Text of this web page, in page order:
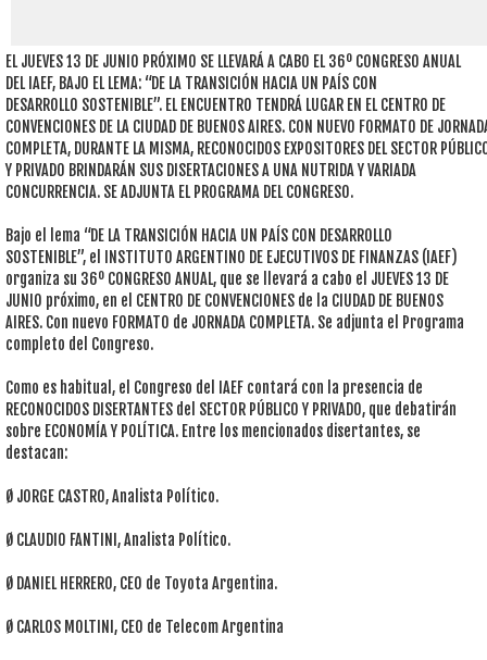
EL JUEVES 13 DE JUNIO PRÓXIMO SE LLEVARÁ A CABO EL 36º CONGRESO ANUAL
DEL IAEF, BAJO EL LEMA: “DE LA TRANSICIÓN HACIA UN PAÍS CON
DESARROLLO SOSTENIBLE”. EL ENCUENTRO TENDRÁ LUGAR EN EL CENTRO DE
CONVENCIONES DE LA CIUDAD DE BUENOS AIRES. CON NUEVO FORMATO DE
COMPLETA, DURANTE LA MISMA, RECONOCIDOS EXPOSITORES DEL SECTOR
Y PRIVADO BRINDARÁN SUS DISERTACIONES A UNA NUTRIDA Y VARIADA
CONCURRENCIA. SE ADJUNTA EL PROGRAMA DEL CONGRESO.
Bajo el lema “DE LA TRANSICIÓN HACIA UN PAÍS CON DESARROLLO
SOSTENIBLE”, el INSTITUTO ARGENTINO DE EJECUTIVOS DE FINANZAS (IAEF)
organiza su 36º CONGRESO ANUAL, que se llevará a cabo el JUEVES 13 DE
JUNIO próximo, en el CENTRO DE CONVENCIONES de la CIUDAD DE BUENOS
AIRES. Con nuevo FORMATO de JORNADA COMPLETA. Se adjunta el Programa
completo del Congreso.
Como es habitual, el Congreso del IAEF contará con la presencia de
RECONOCIDOS DISERTANTES del SECTOR PÚBLICO Y PRIVADO, que debatirán
sobre ECONOMÍA Y POLÍTICA. Entre los mencionados disertantes, se
destacan:
Ø JORGE CASTRO, Analista Político.
Ø CLAUDIO FANTINI, Analista Político.
Ø DANIEL HERRERO, CEO de Toyota Argentina.
Ø CARLOS MOLTINI, CEO de Telecom Argentina